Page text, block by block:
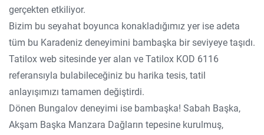
gerçekten etkiliyor.
Bizim bu seyahat boyunca konakladığımız yer ise adeta
tüm bu Karadeniz deneyimini bambaşka bir seviyeye taşıdı.
Tatilox web sitesinde yer alan ve Tatilox KOD 6116
referansıyla bulabileceğiniz bu harika tesis, tatil
anlayışımızı tamamen değiştirdi.
Dönen Bungalov deneyimi ise bambaşka! Sabah Başka,
Akşam Başka Manzara Dağların tepesine kurulmuş,